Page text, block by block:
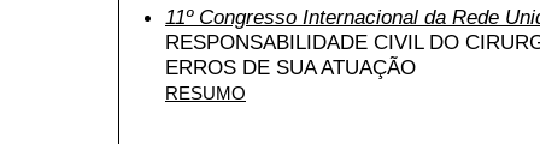
11º Congresso Internacional da Rede
RESPONSABILIDADE CIVIL DO
ERROS DE SUA ATUAÇÃO
RESUMO